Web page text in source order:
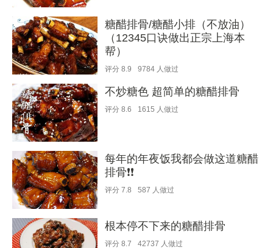
糖醋排骨/糖醋小排（不放油）
（12345口诀做出正宗上海本
帮）
评分 8.9 9784 人做过
不炒糖色 超简单的糖醋排骨
评分 8.6 1615 人做过
每年的年夜饭我都会做这道糖醋
排骨❗️❗️
评分 7.8 587 人做过
根本停不下来的糖醋排骨
评分 8.7 42737 人做过